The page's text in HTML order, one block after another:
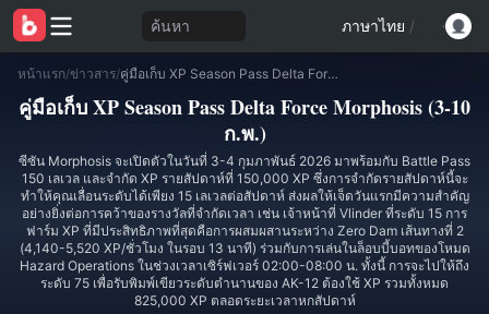
ค้นหา ภาษาไทย /
หน้าแรก/ข่าวสาร/ คู่มือเก็บ XP Season Pass Delta Force Morphosis (3-10 ก.พ.)
คู่มือเก็บ XP Season Pass Delta Force Morphosis (3-10
ก.พ.)
ซีซัน Morphosis จะเปิดตัวในวันที่ 3-4 กุมภาพันธ์ 2026 มาพร้อมกับ Battle Pass
150 เลเวล และจำกัด XP รายสัปดาห์ที่ 150,000 XP ซึ่งการจำกัดรายสัปดาห์นี้จะ
ทำให้คุณเลื่อนระดับได้เพียง 15 เลเวลต่อสัปดาห์ ส่งผลให้เจ็ดวันแรกมีความสำคัญ
อย่างยิ่งต่อการคว้าของรางวัลที่จำกัดเวลา เช่น เจ้าหน้าที่ Vlinder ที่ระดับ 15 การ
ฟาร์ม XP ที่มีประสิทธิภาพที่สุดคือการผสมผสานระหว่าง Zero Dam เส้นทางที่ 2
(4,140-5,520 XP/ชั่วโมง ในรอบ 13 นาที) ร่วมกับการเล่นในล็อบบี้บอทของโหมด
Hazard Operations ในช่วงเวลาเซิร์ฟเวอร์ 02:00-08:00 น. ทั้งนี้ การจะไปให้ถึง
ระดับ 75 เพื่อรับพิมพ์เขียวระดับตำนานของ AK-12 ต้องใช้ XP รวมทั้งหมด
825,000 XP ตลอดระยะเวลาหกสัปดาห์